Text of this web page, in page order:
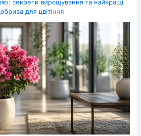
секрети вирощування та найкращі
для цвітіння